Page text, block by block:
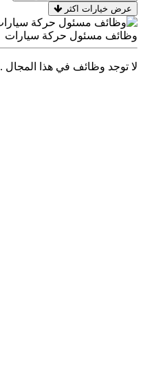
عرض خيارات اكثر
وظائف مسئول حركة سيارات
لا توجد وظائف في هذا المجال .